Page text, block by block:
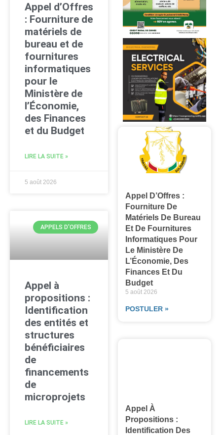
Appel d’Offres
: Fourniture de
matériels de
bureau et de
fournitures
informatiques
pour le
Ministère de
l’Économie,
des Finances
et du Budget
LIRE LA SUITE »
5 août 2026
APPELS D'OFFRES
Appel à
propositions :
Identification
des entités et
structures
bénéficiaires
de
financements
de
microprojets
LIRE LA SUITE »
Appel D’Offres :
Fourniture De
Matériels De Bureau
Et De Fournitures
Informatiques Pour
Le Ministère De
L’Économie, Des
Finances Et Du
Budget
5 août 2026
POSTULER »
Appel À
Propositions :
Identification Des